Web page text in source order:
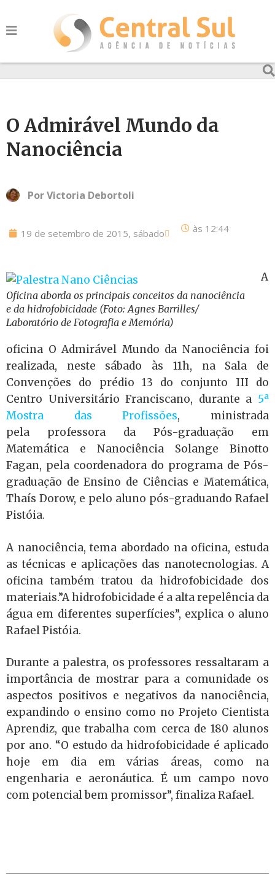
O Admirável Mundo da
Nanociência
PorVictoria Debortoli
19 de setembro de 2015, sábado às 12:44
Oficina aborda os principais conceitos da nanociência
e da hidrofobicidade (Foto: Agnes Barrilles/
Laboratório de Fotografia e Memória)
A
oficina O Admirável Mundo da Nanociência foi
realizada, neste sábado às 11h, na Sala de
Convenções do prédio 13 do conjunto III do
Centro Universitário Franciscano, durante a 5ª
Mostra das Profissões, ministrada
pela professora da Pós-graduação em
Matemática e Nanociência Solange Binotto
Fagan, pela coordenadora do programa de Pós-
graduação de Ensino de Ciências e Matemática,
Thaís Dorow, e pelo aluno pós-graduando Rafael
Pistóia.
A nanociência, tema abordado na oficina, estuda
as técnicas e aplicações das nanotecnologias. A
oficina também tratou da hidrofobicidade dos
materiais.”A hidrofobicidade é a alta repelência da
água em diferentes superfícies”, explica o aluno
Rafael Pistóia.
Durante a palestra, os professores ressaltaram a
importância de mostrar para a comunidade os
aspectos positivos e negativos da nanociência,
expandindo o ensino como no Projeto Cientista
Aprendiz, que trabalha com cerca de 180 alunos
por ano. “O estudo da hidrofobicidade é aplicado
hoje em dia em várias áreas, como na
engenharia e aeronáutica. É um campo novo
com potencial bem promissor”, finaliza Rafael.